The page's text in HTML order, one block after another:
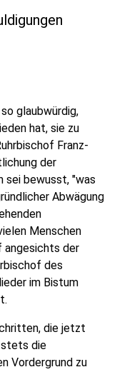
glaubwürdig,
hat, sie zu
Franz-
der
sei bewusst, "was
Abwägung
Menschen
angesichts der
des
im Bistum
die jetzt
stets die
Vordergrund zu